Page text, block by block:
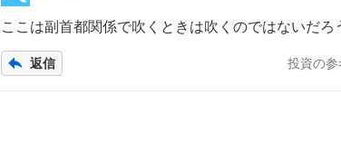
ここは副首都関係で吹くときは吹くのではないだろ
返信 投資の参